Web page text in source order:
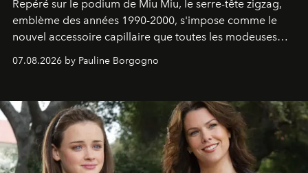
Repéré sur le podium de Miu Miu, le serre-tête zigzag,
emblème des années 1990-2000, s'impose comme le
nouvel accessoire capillaire que toutes les modeuses
07.08.2026 by Pauline Borgogno